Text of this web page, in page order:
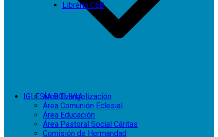
Librería CEB
Área Evangelización
Área Comunión Eclesial
Área Educación
Área Pastoral Social Cáritas
Comisión de Hermandad
IGLESIA BOLIVIA